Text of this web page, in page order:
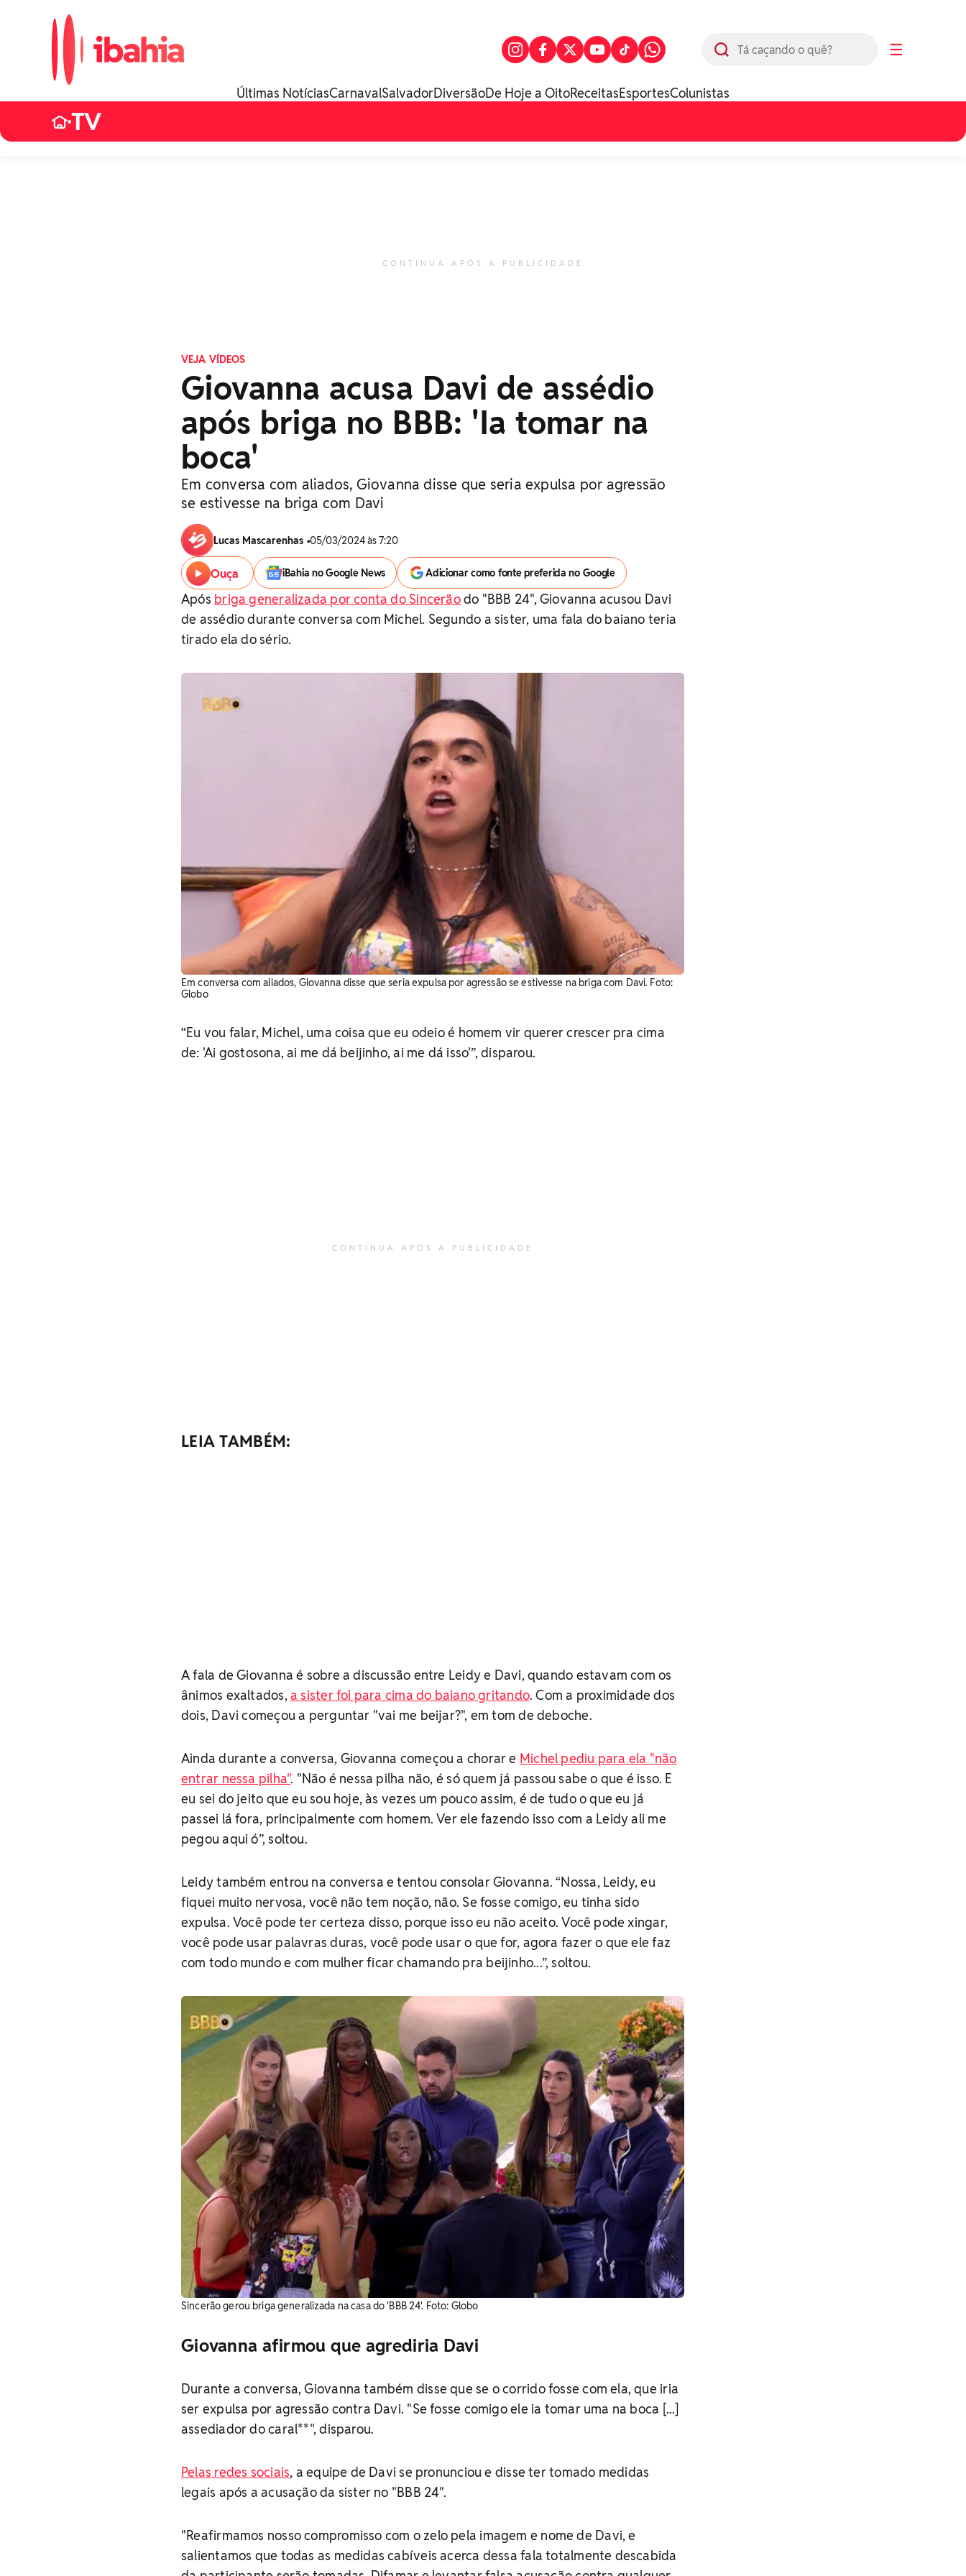
☰
Últimas NotíciasCarnavalSalvadorDiversãoDe Hoje a OitoReceitasEsportesColunistas
•TV
CONTINUA APÓS A PUBLICIDADE
VEJA VÍDEOS
Giovanna acusa Davi de assédio
após briga no BBB: 'Ia tomar na
boca'
Em conversa com aliados, Giovanna disse que seria expulsa por agressão
se estivesse na briga com Davi
Lucas Mascarenhas •05/03/2024 às 7:20
Ouça iBahia no Google News Adicionar como fonte preferida no Google
Após briga generalizada por conta do Sincerãodo "BBB 24", Giovanna acusou Davi
de assédio durante conversa com Michel. Segundo a sister, uma fala do baiano teria
tirado ela do sério.
Em conversa com aliados, Giovanna disse que seria expulsa por agressão se estivesse na briga com Davi. Foto:
Globo
“Eu vou falar, Michel, uma coisa que eu odeio é homem vir querer crescer pra cima
de: 'Ai gostosona, ai me dá beijinho, ai me dá isso'”, disparou.
CONTINUA APÓS A PUBLICIDADE
LEIA TAMBÉM:
A fala de Giovanna é sobre a discussão entre Leidy e Davi, quando estavam com os
ânimos exaltados,a sister foi para cima do baiano gritando. Com a proximidade dos
dois, Davi começou a perguntar "vai me beijar?", em tom de deboche.
Ainda durante a conversa, Giovanna começou a chorar e Michel pediu para ela "não
entrar nessa pilha". "Não é nessa pilha não, é só quem já passou sabe o que é isso. E
eu sei do jeito que eu sou hoje, às vezes um pouco assim, é de tudo o que eu já
passei lá fora, principalmente com homem. Ver ele fazendo isso com a Leidy ali me
pegou aqui ó”, soltou.
Leidy também entrou na conversa e tentou consolar Giovanna. “Nossa, Leidy, eu
fiquei muito nervosa, você não tem noção, não. Se fosse comigo, eu tinha sido
expulsa. Você pode ter certeza disso, porque isso eu não aceito. Você pode xingar,
você pode usar palavras duras, você pode usar o que for, agora fazer o que ele faz
com todo mundo e com mulher ficar chamando pra beijinho...”, soltou.
Sincerão gerou briga generalizada na casa do 'BBB 24'. Foto: Globo
Giovanna afirmou que agrediria Davi
Durante a conversa, Giovanna também disse que se o corrido fosse com ela, que iria
ser expulsa por agressão contra Davi. "Se fosse comigo ele ia tomar uma na boca [...]
assediador do caral**", disparou.
Pelas redes sociais, a equipe de Davi se pronunciou e disse ter tomado medidas
legais após a acusação da sister no "BBB 24".
"Reafirmamos nosso compromisso com o zelo pela imagem e nome de Davi, e
salientamos que todas as medidas cabíveis acerca dessa fala totalmente descabida